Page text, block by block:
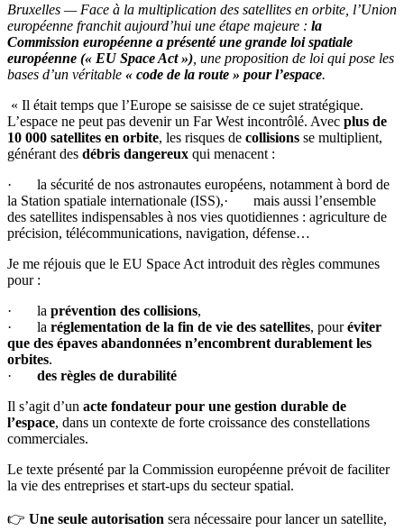
Bruxelles — Face à la multiplication des satellites en orbite, l’Union
européenne franchit aujourd’hui une étape majeure : la
Commission européenne a présenté une grande loi spatiale
européenne (« EU Space Act ») , une proposition de loi qui pose les
bases d’un véritable « code de la route » pour l’espace.
« Il était temps que l’Europe se saisisse de ce sujet stratégique.
L’espace ne peut pas devenir un Far West incontrôlé. Avec plus de
10 000 satellites en orbite, les risques de collisions se multiplient,
générant des débris dangereux qui menacent :
· la sécurité de nos astronautes européens, notamment à bord de
la Station spatiale internationale (ISS),· mais aussi l’ensemble
des satellites indispensables à nos vies quotidiennes : agriculture de
précision, télécommunications, navigation, défense…
Je me réjouis que le EU Space Act introduit des règles communes
pour :
· la prévention des collisions,
· la réglementation de la fin de vie des satellites, pouréviter
que des épaves abandonnées n’encombrent durablement les
orbites.
· des règles de durabilité
Il s’agit d’un acte fondateur pour une gestion durable de
l’espace, dans un contexte de forte croissance des constellations
commerciales.
Le texte présenté par la Commission européenne prévoit de faciliter
la vie des entreprises et start-ups du secteur spatial.
👉 Une seule autorisation sera nécessaire pour lancer un satellite,